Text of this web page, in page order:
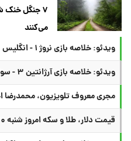
۷ جنگل خنک
می‌کنند
ویدئو: خلاصه بازی نروژ ۱ - انگلیس ۲
ویدئو: خلاصه بازی آرژانتین ۳ - سوئیس ۱
مجری معروف تلویزیون،
قیمت دلار، طلا و سکه امروز شنبه ۲۰ تیر